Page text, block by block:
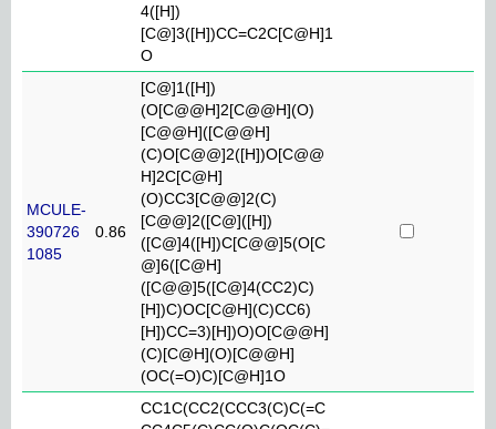
4([H])
[C@]3([H])CC=C2C[C@H]1
O
MCULE-
390726
1085
0.86
[C@]1([H])
(O[C@@H]2[C@@H](O)
[C@@H]([C@@H]
(C)O[C@@]2([H])O[C@@
H]2C[C@H]
(O)CC3[C@@]2(C)
[C@@]2([C@]([H])
([C@]4([H])C[C@@]5(O[C
@]6([C@H]
([C@@]5([C@]4(CC2)C)
[H])C)OC[C@H](C)CC6)
[H])CC=3)[H])O)O[C@@H]
(C)[C@H](O)[C@@H]
(OC(=O)C)[C@H]1O
CC1C(CC2(CCC3(C)C(=C